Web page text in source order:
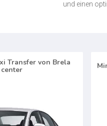
und einen
Transfer von Brela